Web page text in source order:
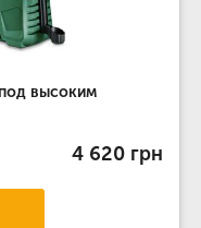
высоким
4 620 грн